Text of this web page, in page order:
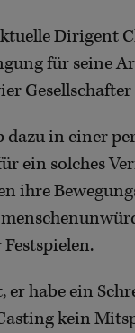
Dirigent
für seine
in einer
ein solches
ihre
habe ein
kein